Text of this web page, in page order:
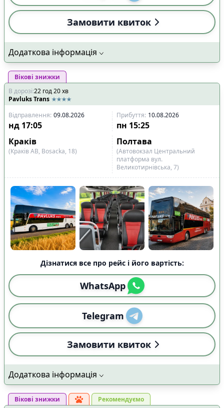
Замовити квиток
Додаткова інформація
Вікові знижки
В дорозі:22 год20хв
Pavluks Trans
Відправлення: 09.08.2026 Прибуття: 10.08.2026
нд 17:05 пн 15:25
Краків
Полтава
(Краків АВ, Bosacka, 18)
(Автовокзал Центральний
платформа вул.
Великотирнівська, 7)
Дізнатися все про рейс і його вартість:
WhatsApp
Telegram
Замовити квиток
Додаткова інформація
Вікові знижки
Рекомендуємо